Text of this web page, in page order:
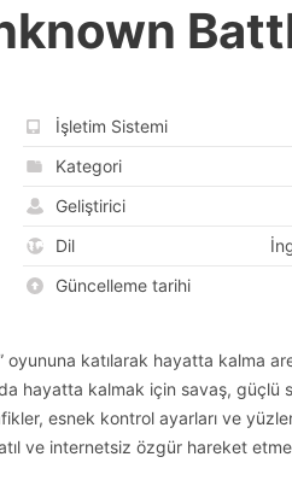
İşletim Sistemi
Kategori
Geliştirici
Dil
Güncelleme tarihi
katılarak hayatta kalma
hayatta kalmak için savaş,
esnek kontrol ayarları ve
ve internetsiz özgür hareket